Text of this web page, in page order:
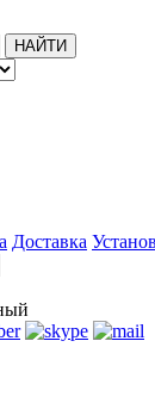
НАЙТИ
Доставка